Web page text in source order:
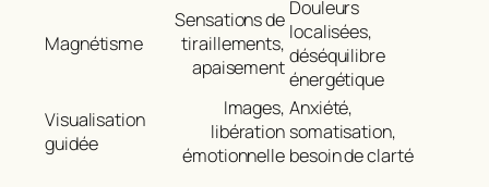
Magnétisme
Sensations de
tiraillements,
apaisement
Douleurs
localisées,
déséquilibre
énergétique
Visualisation
guidée
Images,
libération
émotionnelle
Anxiété,
somatisation,
besoin de clarté